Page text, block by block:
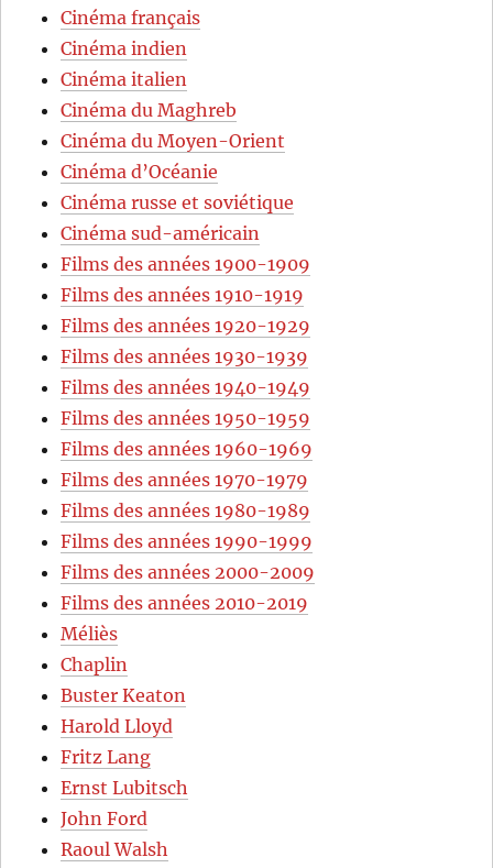
Cinéma français
Cinéma indien
Cinéma italien
Cinéma du Maghreb
Cinéma du Moyen-Orient
Cinéma d’Océanie
Cinéma russe et soviétique
Cinéma sud-américain
Films des années 1900-1909
Films des années 1910-1919
Films des années 1920-1929
Films des années 1930-1939
Films des années 1940-1949
Films des années 1950-1959
Films des années 1960-1969
Films des années 1970-1979
Films des années 1980-1989
Films des années 1990-1999
Films des années 2000-2009
Films des années 2010-2019
Méliès
Chaplin
Buster Keaton
Harold Lloyd
Fritz Lang
Ernst Lubitsch
John Ford
Raoul Walsh